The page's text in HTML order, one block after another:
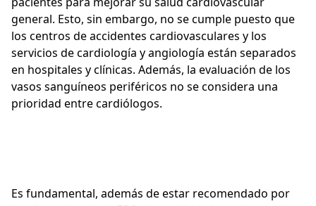
general. Esto, sin embargo, no se cumple puesto que
los centros de accidentes cardiovasculares y los
servicios de cardiología y angiología están separados
en hospitales y clínicas. Además, la evaluación de los
vasos sanguíneos periféricos no se considera una
prioridad entre cardiólogos.
Es fundamental, además de estar recomendado por